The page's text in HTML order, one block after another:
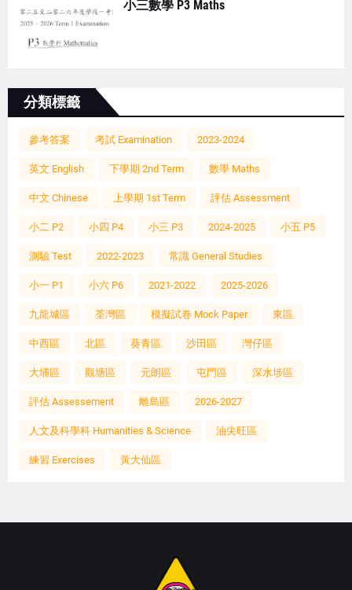
小三數學 P3 Maths
分類標籤
參考答案 考試 Examination 2023-2024
英文 English 下學期 2nd Term 數學 Maths
中文 Chinese 上學期 1st Term 評估 Assessment
小二 P2 小四 P4 小三 P3 2024-2025 小五 P5
測驗 Test 2022-2023 常識 General Studies
小一 P1 小六 P6 2021-2022 2025-2026
九龍城區 荃灣區 模擬試卷 Mock Paper 東區
中西區 北區 葵青區 沙田區 灣仔區
大埔區 觀塘區 元朗區 屯門區 深水埗區
評估 Assessement 離島區 2026-2027
人文及科學科 Humanities & Science 油尖旺區
練習 Exercises 黃大仙區